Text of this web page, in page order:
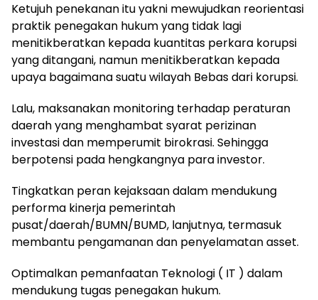
Ketujuh penekanan itu yakni mewujudkan reorientasi
praktik penegakan hukum yang tidak lagi
menitikberatkan kepada kuantitas perkara korupsi
yang ditangani, namun menitikberatkan kepada
upaya bagaimana suatu wilayah Bebas dari korupsi.
Lalu, maksanakan monitoring terhadap peraturan
daerah yang menghambat syarat perizinan
investasi dan memperumit birokrasi. Sehingga
berpotensi pada hengkangnya para investor.
Tingkatkan peran kejaksaan dalam mendukung
performa kinerja pemerintah
pusat/daerah/BUMN/BUMD, lanjutnya, termasuk
membantu pengamanan dan penyelamatan asset.
Optimalkan pemanfaatan Teknologi ( IT ) dalam
mendukung tugas penegakan hukum.